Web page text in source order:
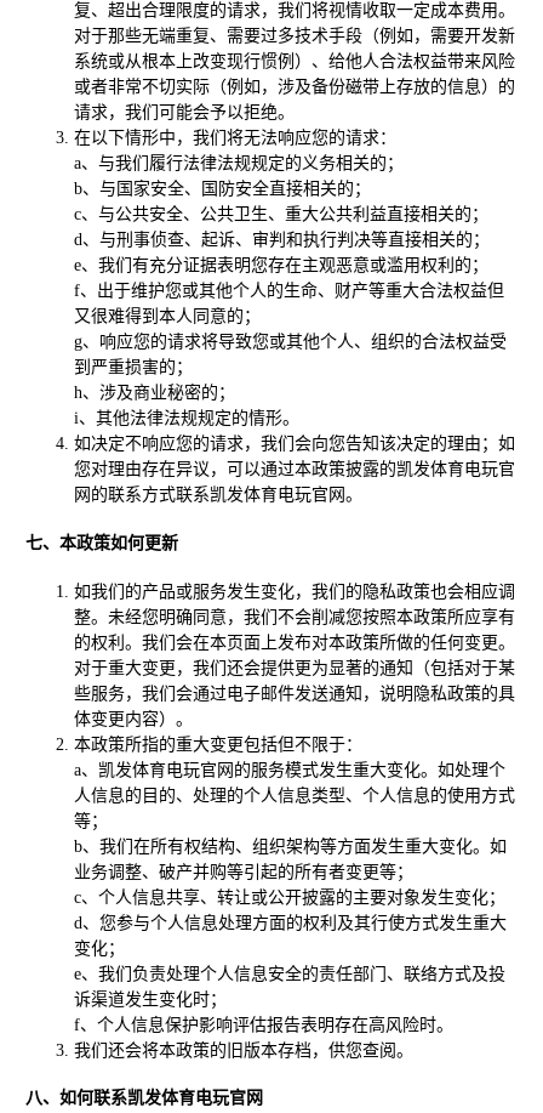
复、超出合理限度的请求，我们将视情收取一定成本费用。
对于那些无端重复、需要过多技术手段（例如，需要开发新
系统或从根本上改变现行惯例）、给他人合法权益带来风险
或者非常不切实际（例如，涉及备份磁带上存放的信息）的
请求，我们可能会予以拒绝。
在以下情形中，我们将无法响应您的请求：
a、与我们履行法律法规规定的义务相关的；
b、与国家安全、国防安全直接相关的；
c、与公共安全、公共卫生、重大公共利益直接相关的；
d、与刑事侦查、起诉、审判和执行判决等直接相关的；
e、我们有充分证据表明您存在主观恶意或滥用权利的；
f、出于维护您或其他个人的生命、财产等重大合法权益但
又很难得到本人同意的；
g、响应您的请求将导致您或其他个人、组织的合法权益受
到严重损害的；
h、涉及商业秘密的；
i、其他法律法规规定的情形。
如决定不响应您的请求，我们会向您告知该决定的理由；如
您对理由存在异议，可以通过本政策披露的凯发体育电玩官
网的联系方式联系凯发体育电玩官网。
七、本政策如何更新
如我们的产品或服务发生变化，我们的隐私政策也会相应调
整。未经您明确同意，我们不会削减您按照本政策所应享有
的权利。我们会在本页面上发布对本政策所做的任何变更。
对于重大变更，我们还会提供更为显著的通知（包括对于某
些服务，我们会通过电子邮件发送通知，说明隐私政策的具
体变更内容）。
本政策所指的重大变更包括但不限于：
a、凯发体育电玩官网的服务模式发生重大变化。如处理个
人信息的目的、处理的个人信息类型、个人信息的使用方式
等；
b、我们在所有权结构、组织架构等方面发生重大变化。如
业务调整、破产并购等引起的所有者变更等；
c、个人信息共享、转让或公开披露的主要对象发生变化；
d、您参与个人信息处理方面的权利及其行使方式发生重大
变化；
e、我们负责处理个人信息安全的责任部门、联络方式及投
诉渠道发生变化时；
f、个人信息保护影响评估报告表明存在高风险时。
我们还会将本政策的旧版本存档，供您查阅。
八、如何联系凯发体育电玩官网